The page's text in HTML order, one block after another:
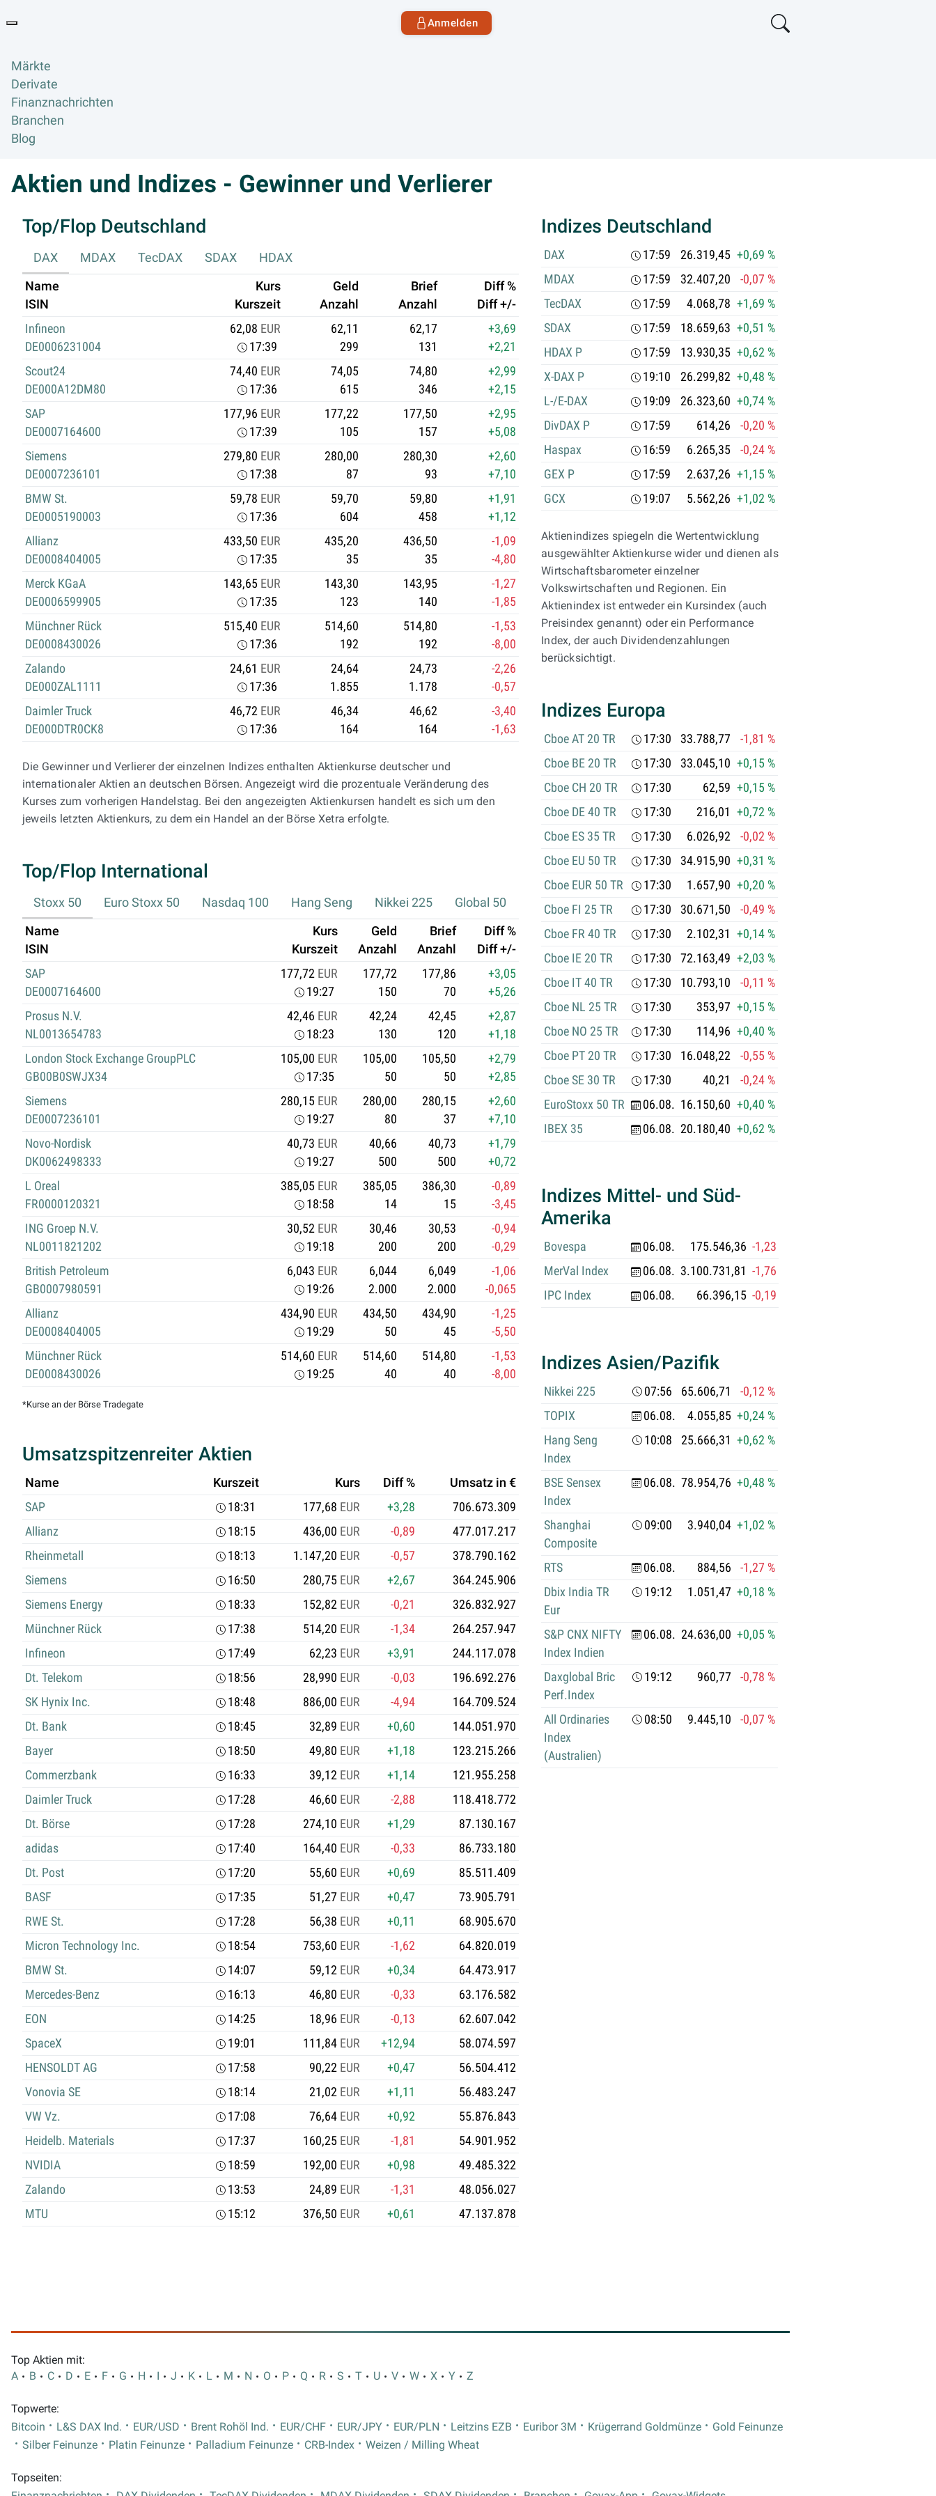
Anmelden
Märkte
Derivate
Finanznachrichten
Branchen
Blog
Aktien und Indizes - Gewinner und Verlierer
Top/Flop Deutschland
DAX MDAX TecDAX SDAX HDAX
Name
ISIN
Kurs
Kurszeit
Geld
Anzahl
Brief
Anzahl
Diff %
Diff +/-
Infineon
DE0006231004
62,08 EUR
17:39
62,11
299
62,17
131
+3,69
+2,21
Scout24
DE000A12DM80
74,40 EUR
17:36
74,05
615
74,80
346
+2,99
+2,15
SAP
DE0007164600
177,96 EUR
17:39
177,22
105
177,50
157
+2,95
+5,08
Siemens
DE0007236101
279,80 EUR
17:38
280,00
87
280,30
93
+2,60
+7,10
BMW St.
DE0005190003
59,78 EUR
17:36
59,70
604
59,80
458
+1,91
+1,12
Allianz
DE0008404005
433,50 EUR
17:35
435,20
35
436,50
35
-1,09
-4,80
Merck KGaA
DE0006599905
143,65 EUR
17:35
143,30
123
143,95
140
-1,27
-1,85
Münchner Rück
DE0008430026
515,40 EUR
17:36
514,60
192
514,80
192
-1,53
-8,00
Zalando
DE000ZAL1111
24,61 EUR
17:36
24,64
1.855
24,73
1.178
-2,26
-0,57
Daimler Truck
DE000DTR0CK8
46,72 EUR
17:36
46,34
164
46,62
164
-3,40
-1,63
Die Gewinner und Verlierer der einzelnen Indizes enthalten Aktienkurse deutscher und
internationaler Aktien an deutschen Börsen. Angezeigt wird die prozentuale Veränderung des
Kurses zum vorherigen Handelstag. Bei den angezeigten Aktienkursen handelt es sich um den
jeweils letzten Aktienkurs, zu dem ein Handel an der Börse Xetra erfolgte.
Top/Flop International
Stoxx 50 Euro Stoxx 50 Nasdaq 100 Hang Seng Nikkei 225 Global 50
Name
ISIN
Kurs
Kurszeit
Geld
Anzahl
Brief
Anzahl
Diff %
Diff +/-
SAP
DE0007164600
177,72 EUR
19:27
177,72
150
177,86
70
+3,05
+5,26
Prosus N.V.
NL0013654783
42,46 EUR
18:23
42,24
130
42,45
120
+2,87
+1,18
London Stock Exchange GroupPLC
GB00B0SWJX34
105,00 EUR
17:35
105,00
50
105,50
50
+2,79
+2,85
Siemens
DE0007236101
280,15 EUR
19:27
280,00
80
280,15
37
+2,60
+7,10
Novo-Nordisk
DK0062498333
40,73 EUR
19:27
40,66
500
40,73
500
+1,79
+0,72
L Oreal
FR0000120321
385,05 EUR
18:58
385,05
14
386,30
15
-0,89
-3,45
ING Groep N.V.
NL0011821202
30,52 EUR
19:18
30,46
200
30,53
200
-0,94
-0,29
British Petroleum
GB0007980591
6,043 EUR
19:26
6,044
2.000
6,049
2.000
-1,06
-0,065
Allianz
DE0008404005
434,90 EUR
19:29
434,50
50
434,90
45
-1,25
-5,50
Münchner Rück
DE0008430026
514,60 EUR
19:25
514,60
40
514,80
40
-1,53
-8,00
*Kurse an der Börse Tradegate
Umsatzspitzenreiter Aktien
Name Kurszeit Kurs Diff %
Umsatz in €
SAP
18:31 177,68 EUR +3,28
706.673.309
Allianz
18:15 436,00 EUR -0,89
477.017.217
Rheinmetall
18:13 1.147,20 EUR -0,57
378.790.162
Siemens
16:50 280,75 EUR +2,67
364.245.906
Siemens Energy
18:33 152,82 EUR -0,21
326.832.927
Münchner Rück
17:38 514,20 EUR -1,34
264.257.947
Infineon
17:49 62,23 EUR +3,91
244.117.078
Dt. Telekom
18:56 28,990 EUR -0,03
196.692.276
SK Hynix Inc.
18:48 886,00 EUR -4,94
164.709.524
Dt. Bank
18:45 32,89 EUR +0,60
144.051.970
Bayer
18:50 49,80 EUR +1,18
123.215.266
Commerzbank
16:33 39,12 EUR +1,14
121.955.258
Daimler Truck
17:28 46,60 EUR -2,88
118.418.772
Dt. Börse
17:28 274,10 EUR +1,29
87.130.167
adidas
17:40 164,40 EUR -0,33
86.733.180
Dt. Post
17:20 55,60 EUR +0,69
85.511.409
BASF
17:35 51,27 EUR +0,47
73.905.791
RWE St.
17:28 56,38 EUR +0,11
68.905.670
Micron Technology Inc.
18:54 753,60 EUR -1,62
64.820.019
BMW St.
14:07 59,12 EUR +0,34
64.473.917
Mercedes-Benz
16:13 46,80 EUR -0,33
63.176.582
EON
14:25 18,96 EUR -0,13
62.607.042
SpaceX
19:01 111,84 EUR +12,94
58.074.597
HENSOLDT AG
17:58 90,22 EUR +0,47
56.504.412
Vonovia SE
18:14 21,02 EUR +1,11
56.483.247
VW Vz.
17:08 76,64 EUR +0,92
55.876.843
Heidelb. Materials
17:37 160,25 EUR -1,81
54.901.952
NVIDIA
18:59 192,00 EUR +0,98
49.485.322
Zalando
13:53 24,89 EUR -1,31
48.056.027
MTU
15:12 376,50 EUR +0,61 47.137.878
Indizes Deutschland
DAX 17:59 26.319,45 +0,69 %
MDAX
17:59 32.407,20
-0,07 %
TecDAX
17:59 4.068,78 +1,69 %
SDAX
17:59 18.659,63 +0,51 %
HDAX P
17:59 13.930,35 +0,62 %
X-DAX P
19:10 26.299,82 +0,48 %
L-/E-DAX
19:09 26.323,60 +0,74 %
DivDAX P
17:59 614,26
-0,20 %
Haspax
16:59 6.265,35
-0,24 %
GEX P
17:59 2.637,26 +1,15 %
GCX
19:07 5.562,26 +1,02 %
Aktienindizes spiegeln die Wertentwicklung
ausgewählter Aktienkurse wider und dienen als
Wirtschaftsbarometer einzelner
Volkswirtschaften und Regionen. Ein
Aktienindex ist entweder ein Kursindex (auch
Preisindex genannt) oder ein Performance
Index, der auch Dividendenzahlungen
berücksichtigt.
Indizes Europa
Cboe AT 20 TR 17:30 33.788,77
-1,81 %
Cboe BE 20 TR
17:30 33.045,10 +0,15 %
Cboe CH 20 TR
17:30 62,59 +0,15 %
Cboe DE 40 TR
17:30 216,01
+0,72 %
Cboe ES 35 TR
17:30 6.026,92
-0,02 %
Cboe EU 50 TR
17:30 34.915,90 +0,31 %
Cboe EUR 50 TR
17:30 1.657,90 +0,20 %
Cboe FI 25 TR
17:30 30.671,50
-0,49 %
Cboe FR 40 TR
17:30 2.102,31
+0,14 %
Cboe IE 20 TR
17:30 72.163,49 +2,03 %
Cboe IT 40 TR
17:30 10.793,10
-0,11 %
Cboe NL 25 TR
17:30 353,97 +0,15 %
Cboe NO 25 TR
17:30 114,96 +0,40 %
Cboe PT 20 TR
17:30 16.048,22
-0,55 %
Cboe SE 30 TR
17:30 40,21
-0,24 %
EuroStoxx 50 TR
06.08. 16.150,60 +0,40 %
IBEX 35
06.08. 20.180,40 +0,62 %
Indizes Mittel- und Süd-
Amerika
Bovespa 06.08. 175.546,36 -1,23 %
MerVal Index
06.08. 3.100.731,81 -1,76 %
IPC Index
06.08. 66.396,15 -0,19 %
Indizes Asien/Pazifik
Nikkei 225 07:56 65.606,71
-0,12 %
TOPIX
06.08. 4.055,85 +0,24 %
Hang Seng
Index
10:08 25.666,31 +0,62 %
BSE Sensex
Index
06.08. 78.954,76 +0,48 %
Shanghai
Composite
09:00 3.940,04 +1,02 %
RTS 06.08. 884,56
-1,27 %
Dbix India TR
Eur
19:12 1.051,47 +0,18 %
S&P CNX NIFTY
Index Indien
06.08. 24.636,00 +0,05 %
Daxglobal Bric
Perf.Index
19:12 960,77 -0,78 %
All Ordinaries
Index
(Australien)
08:50 9.445,10 -0,07 %
Top Aktien mit:
A
B C D E F G H I J K L M N O P Q R S T U V W X Y Z
Topwerte:
Bitcoin
L&S DAX Ind. EUR/USD Brent Rohöl Ind. EUR/CHF EUR/JPY EUR/PLN Leitzins EZB Euribor 3M Krügerrand Goldmünze
Gold Feinunze
Silber Feinunze
Platin Feinunze Palladium Feinunze CRB-Index Weizen / Milling Wheat
Topseiten: